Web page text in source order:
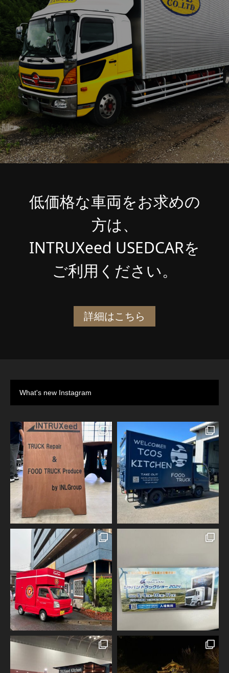
低価格な車両をお求めの
方は、
INTRUXeed USEDCARを
ご利用ください。
詳細はこちら
What's new Instagram